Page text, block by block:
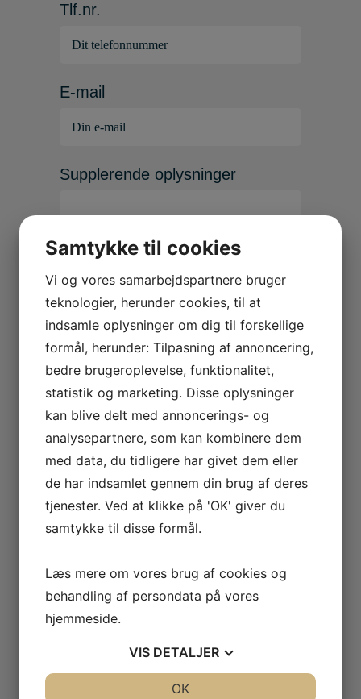
Tlf.nr.
E-mail
Supplerende oplysninger
Ketner A/S
Hjulmagervej 36 – 38,
9000 Aalborg
CVR: 26053595
+45 70 80 73 59
Følg os:
Se vores værksteder
Samtykke til cookies
Vi og vores samarbejdspartnere bruger
teknologier, herunder cookies, til at
indsamle oplysninger om dig til forskellige
formål, herunder: Tilpasning af annoncering,
bedre brugeroplevelse, funktionalitet,
statistik og marketing. Disse oplysninger
kan blive delt med annoncerings- og
analysepartnere, som kan kombinere dem
med data, du tidligere har givet dem eller
de har indsamlet gennem din brug af deres
tjenester. Ved at klikke på 'OK' giver du
samtykke til disse formål.
Læs mere om vores brug af cookies og
behandling af persondata på vores
hjemmeside.
VIS DETALJER
OK